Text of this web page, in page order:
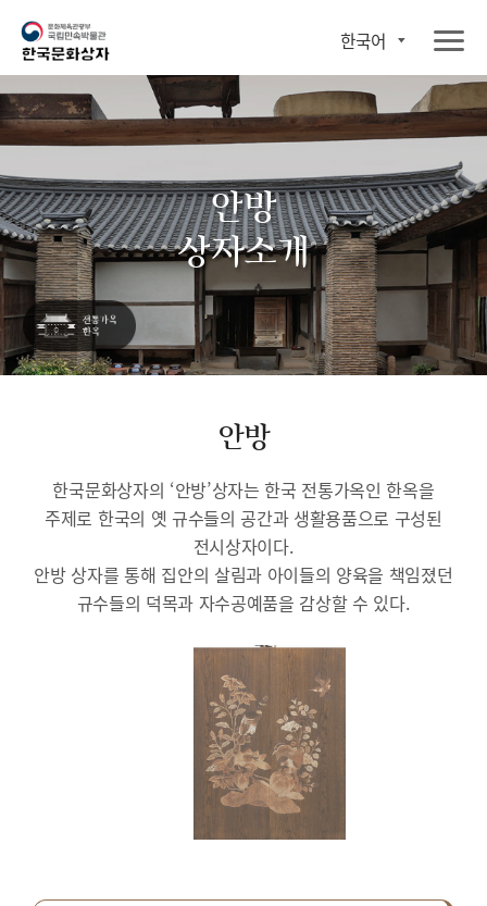
한국어
안방
상자소개
안방
한국문화상자의 ‘안방’상자는 한국 전통가옥인 한옥을
주제로 한국의 옛 규수들의 공간과 생활용품으로 구성된
전시상자이다.
안방 상자를 통해 집안의 살림과 아이들의 양육을 책임졌던
규수들의 덕목과 자수공예품을 감상할 수 있다.